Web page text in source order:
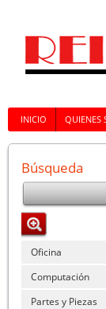
INICIO QUIENES
Búsqueda
Oficina
Computación
Partes y Piezas